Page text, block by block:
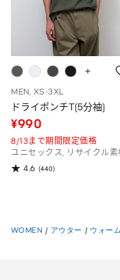
MEN, XS-3XL
ドライポンチT(5分袖)
¥990
8/13まで期間限定価格
ユニセックス, リサイクル素
4.6 (440)
WOMEN / アウター / ウォー